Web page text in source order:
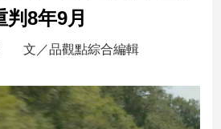
8年9月
文／品觀點綜合編輯